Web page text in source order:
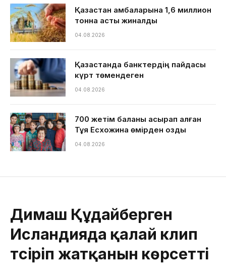
Қазақстан қамбаларына 1,6 миллион
тонна астық жиналды
04.08.2026
Қазақстанда банктердің пайдасы
күрт төмендеген
04.08.2026
700 жетім баланы асырап алған
Тұяқ Есхожина өмірден озды
04.08.2026
Димаш Құдайберген
Исландияда қалай клип
түсіріп жатқанын көрсетті